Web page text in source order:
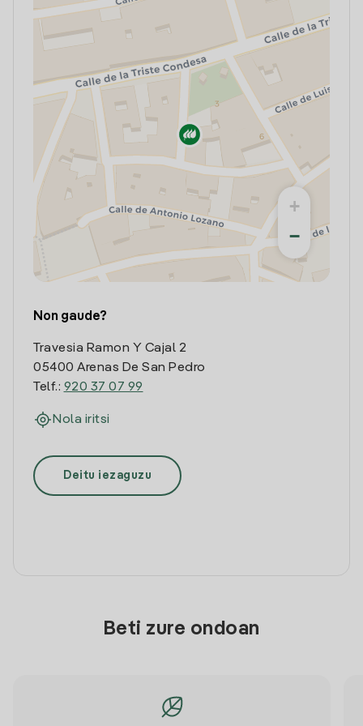
+
−
Non gaude?
Travesia Ramon Y Cajal 2
05400 Arenas De San Pedro
Telf.: 920 37 07 99
Nola iritsi
Deitu iezaguzu
Beti zure ondoan